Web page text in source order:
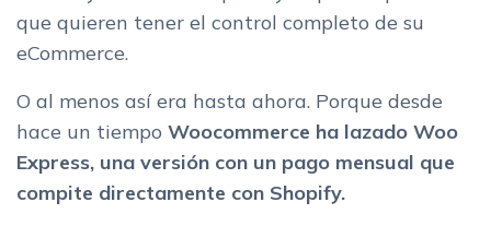
que quieren tener el control completo de su
eCommerce.
O al menos así era hasta ahora. Porque desde
hace un tiempo Woocommerce ha lazado Woo
Express, una versión con un pago mensual que
compite directamente con Shopify.